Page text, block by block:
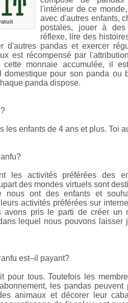
l'intérieur de ce
avec d'autres enfants,
postales, jouer à
réflexe, lire des
d'autres pandas et exercer
est récompensé par
cette monnaie accumulée, il
domestique pour son panda ou
panda dispose.
les enfants de 4 ans et plus. Toi
les activités préférées des
des mondes virtuels sont
nous ont des enfants et
activités préférées sur
avons pris le parti de créer un
lequel nous pouvons laisser
est–il payant?
pour tous. Toutefois les
les pandas peuvent
animaux et décorer leur